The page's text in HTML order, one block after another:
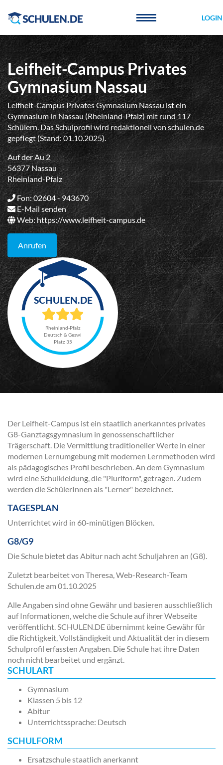
LOGIN
Leifheit-Campus Privates
Gymnasium Nassau
Leifheit-Campus Privates Gymnasium Nassau ist ein
Gymnasium in Nassau (Rheinland-Pfalz) mit rund 117
Schülern. Das Schulprofil wird redaktionell von schulen.de
gepflegt (Stand: 01.10.2025).
Auf der Au 2
56377 Nassau
Rheinland-Pfalz
Fon: 02604 - 943670
E-Mail senden
Web: https://www.leifheit-campus.de
Anrufen
Rheinland-Pfalz
Deutsch & Geswi
Platz 35
Der Leifheit-Campus ist ein staatlich anerkanntes privates
G8-Ganztagsgymnasium in genossenschaftlicher
Trägerschaft. Die Vermittlung traditioneller Werte in einer
modernen Lernumgebung mit modernen Lernmethoden wird
als pädagogisches Profil beschrieben. An dem Gymnasium
wird eine Schulkleidung, die "Pluriform", getragen. Zudem
werden die SchülerInnen als "Lerner" bezeichnet.
TAGESPLAN
Unterrichtet wird in 60-minütigen Blöcken.
G8/G9
Die Schule bietet das Abitur nach acht Schuljahren an (G8).
Zuletzt bearbeitet von Theresa, Web-Research-Team
Schulen.de am 01.10.2025
Alle Angaben sind ohne Gewähr und basieren ausschließlich
auf Informationen, welche die Schule auf ihrer Webseite
veröffentlicht. SCHULEN.DE übernimmt keine Gewähr für
die Richtigkeit, Vollständigkeit und Aktualität der in diesem
Schulprofil erfassten Angaben. Die Schule hat ihre Daten
noch nicht bearbeitet und ergänzt.
SCHULART
Gymnasium
Klassen 5 bis 12
Abitur
Unterrichtssprache: Deutsch
SCHULFORM
Ersatzschule staatlich anerkannt